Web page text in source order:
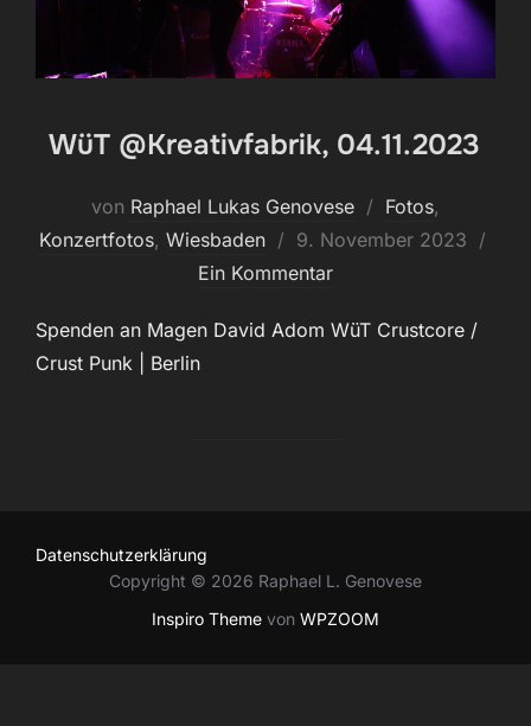
WüT @Kreativfabrik, 04.11.2023
von Raphael Lukas Genovese Fotos,
Konzertfotos, Wiesbaden
Veröffentlicht
am
9. November 2023
Ein Kommentar
Spenden an Magen David Adom WüT Crustcore /
Crust Punk | Berlin
Datenschutzerklärung
Copyright © 2026 Raphael L. Genovese
Inspiro Theme von WPZOOM